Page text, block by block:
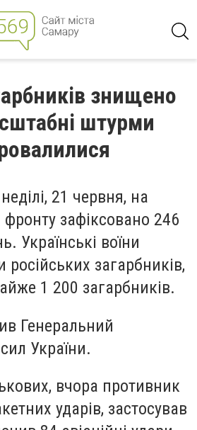
знищено
штурми
21 червня, на
фронту зафіксовано 246
Українські воїни
російських загарбників,
1 200 загарбників.
Генеральний
України.
вчора противник
ударів, застосував